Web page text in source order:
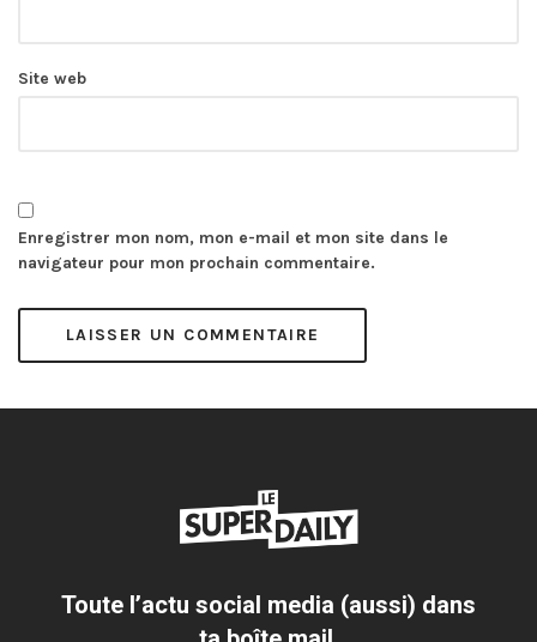
Site web
Enregistrer mon nom, mon e-mail et mon site dans le
navigateur pour mon prochain commentaire.
Toute l’actu social media (aussi) dans